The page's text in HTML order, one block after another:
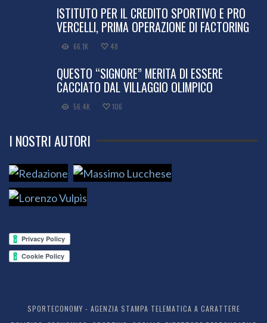
ISTITUTO PER IL CREDITO SPORTIVO E PRO
VERCELLI, PRIMA OPERAZIONE DI FACTORING
66.1K 48
QUESTO “SIGNORE” MERITA DI ESSERE
CACCIATO DAL VILLAGGIO OLIMPICO
56.4K 106
I NOSTRI AUTORI
SPORTECONOMY - AGENZIA STAMPA TELEMATICA A CARATTERE